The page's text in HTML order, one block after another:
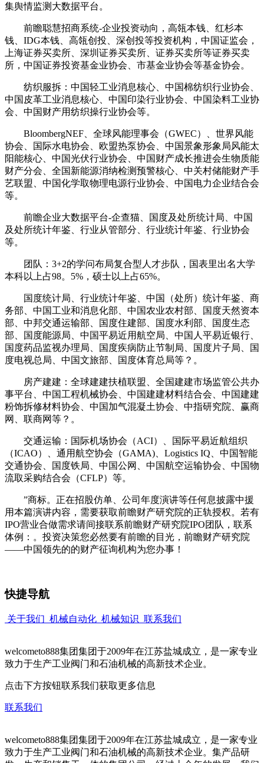
集舆情监测大数据平台。
前瞻聪慧招商系统-企业投资动向，高瓴本钱、红杉本
钱、IDG本钱、高瓴创投、深创投等投资机构，中国证监会，
上海证券买卖所、深圳证券买卖所、证券买卖所等证券买卖
所，中国证券投资基金业协会、市基金业协会等基金协会。
纺织服拆：中国轻工业消息核心、中国棉纺织行业协会、
中国皮革工业消息核心、中国印染行业协会、中国染料工业协
会、中国财产用纺织操行业协会等。
BloombergNEF、全球风能理事会（GWEC）、世界风能
协会、国际水电协会、欧盟热泵协会、中国景象形象局风能太
阳能核心、中国光伏行业协会、中国财产成长推进会生物质能
财产分会、全国新能源消纳检测预警核心、中关村储能财产手
艺联盟、中国化学取物理电源行业协会、中国电力企业结合会
等。
前瞻企业大数据平台-企查猫、国度及处所统计局、中国
及处所统计年鉴、行业从管部分、行业统计年鉴、行业协会
等。
团队：3+2的学问布局复合型人才步队，国表里出名大学
本科以上占98。5%，硕士以上占65%。
国度统计局、行业统计年鉴、中国（处所）统计年鉴、商
务部、中国工业和消息化部、中国农业农村部、国度天然资本
部、中邦交通运输部、国度住建部、国度水利部、国度生态
部、国度能源局、中国平易近用航空局、中国人平易近银行、
国度药品监视办理局、国度疾病防止节制局、国度片子局、国
度电视总局、中国文旅部、国度体育总局等？。
房产建建：全球建建扶植联盟、全国建建市场监管公共办
事平台、中国工程机械协会、中国建建材料结合会、中国建建
粉饰拆修材料协会、中国加气混凝土协会、中指研究院、赢商
网、联商网等？。
交通运输：国际机场协会（ACI）、国际平易近航组织
（ICAO）、通用航空协会（GAMA)、Logistics IQ、中国智能
交通协会、国度铁局、中国公网、中国航空运输协会、中国物
流取采购结合会（CFLP）等。
”商标。正在招股仿单、公司年度演讲等任何息披露中援
用本篇演讲内容，需要获取前瞻财产研究院的正轨授权。若有
IPO营业合做需求请间接联系前瞻财产研究院IPO团队，联系
体例：。投资决策您必然要有前瞻的目光，前瞻财产研究院
——中国领先的的财产征询机构为您办事！
快捷导航
关于我们 机械自动化 机械知识 联系我们
welcometo888集团集团于2009年在江苏盐城成立，是一家专业
致力于生产工业阀门和石油机械的高新技术企业。
点击下方按钮联系我们获取更多信息
联系我们
welcometo888集团集团于2009年在江苏盐城成立，是一家专业
致力于生产工业阀门和石油机械的高新技术企业。集产品研